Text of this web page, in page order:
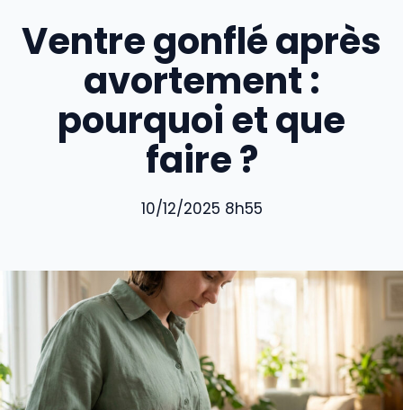
Ventre gonflé après
avortement :
pourquoi et que
faire ?
10/12/2025 8h55